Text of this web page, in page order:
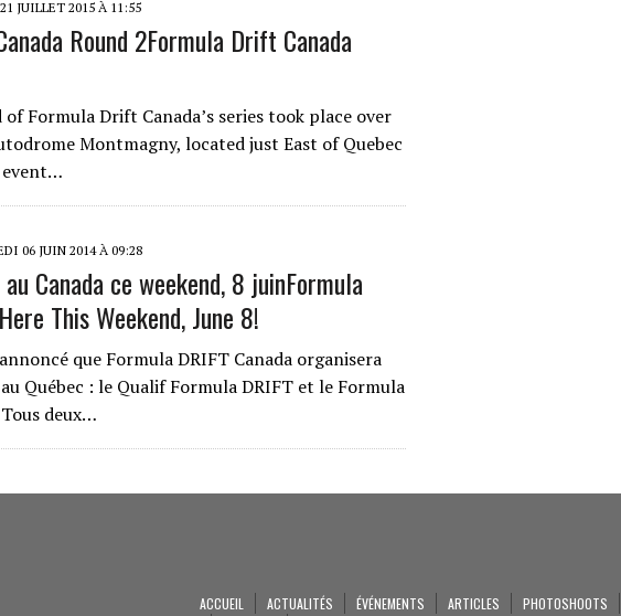
JUILLET 2015 À 11:55
Round 2Formula Drift Canada
Formula Drift Canada’s series took place over
Montmagny, located just East of Quebec
event…
06 JUIN 2014 À 09:28
Canada ce weekend, 8 juinFormula
This Weekend, June 8!
que Formula DRIFT Canada organisera
Québec : le Qualif Formula DRIFT et le Formula
deux…
ACCUEIL ACTUALITÉS ÉVÉNEMENTS ARTICLES PHOTOSHOOTS